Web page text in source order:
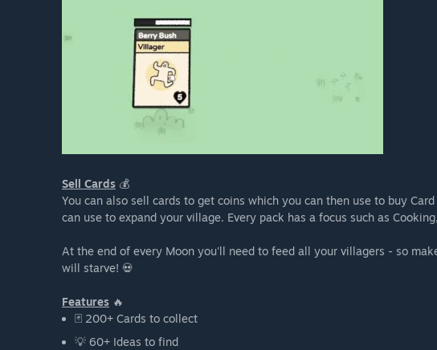
Sell Cards 💰
You can also sell cards to get coins which you can then use to buy
can use to expand your village. Every pack has a focus such as
At the end of every Moon you'll need to feed all your villagers - so
will starve! 💀
Features 🔥
🃏 200+ Cards to collect
💡 60+ Ideas to find